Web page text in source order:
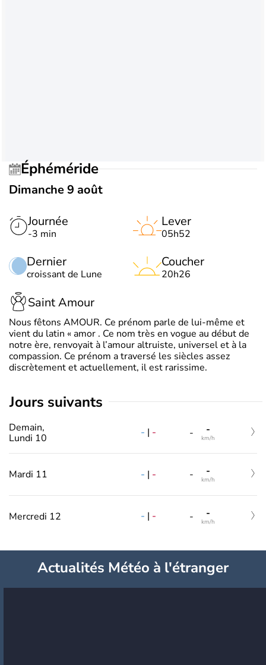
Éphéméride
Dimanche 9 août
Journée
-3 min
Dernier
croissant de Lune
Lever
05h52
Coucher
20h26
Saint Amour
Nous fêtons AMOUR. Ce prénom parle de lui-même et
vient du latin « amor . Ce nom très en vogue au début de
notre ère, renvoyait à l’amour altruiste, universel et à la
compassion. Ce prénom a traversé les siècles assez
discrètement et actuellement, il est rarissime.
jours suivants
Demain,
Lundi 10
- | - - -
km/h
Mardi 11 - | - - -
km/h
Mercredi 12 - | - - -
km/h
Actualités Météo à l'étranger